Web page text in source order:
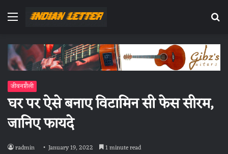
Menu
जीवनशैली
घर पर ऐसे बनाए विटामिन सी फेस सीरम,
जानिए फायदे
radmin January 19, 2022 1 minute read